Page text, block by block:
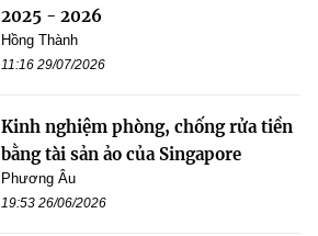
2025 - 2026
Hồng Thành
11:16 29/07/2026
Kinh nghiệm phòng, chống rửa tiền
bằng tài sản ảo của Singapore
Phương Âu
19:53 26/06/2026